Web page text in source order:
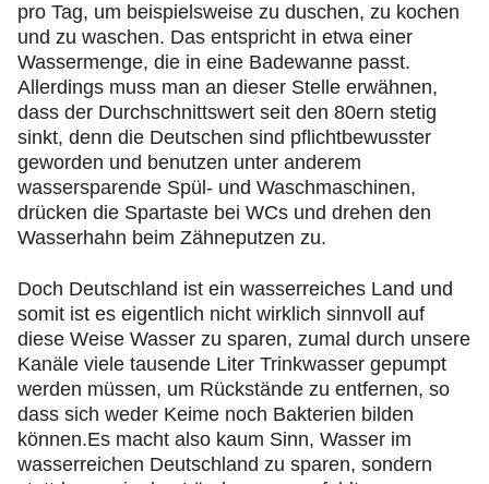
pro Tag, um beispielsweise zu duschen, zu kochen
und zu waschen. Das entspricht in etwa einer
Wassermenge, die in eine Badewanne passt.
Allerdings muss man an dieser Stelle erwähnen,
dass der Durchschnittswert seit den 80ern stetig
sinkt, denn die Deutschen sind pflichtbewusster
geworden und benutzen unter anderem
wassersparende Spül- und Waschmaschinen,
drücken die Spartaste bei WCs und drehen den
Wasserhahn beim Zähneputzen zu.
Doch Deutschland ist ein wasserreiches Land und
somit ist es eigentlich nicht wirklich sinnvoll auf
diese Weise Wasser zu sparen, zumal durch unsere
Kanäle viele tausende Liter Trinkwasser gepumpt
werden müssen, um Rückstände zu entfernen, so
dass sich weder Keime noch Bakterien bilden
können.Es macht also kaum Sinn, Wasser im
wasserreichen Deutschland zu sparen, sondern